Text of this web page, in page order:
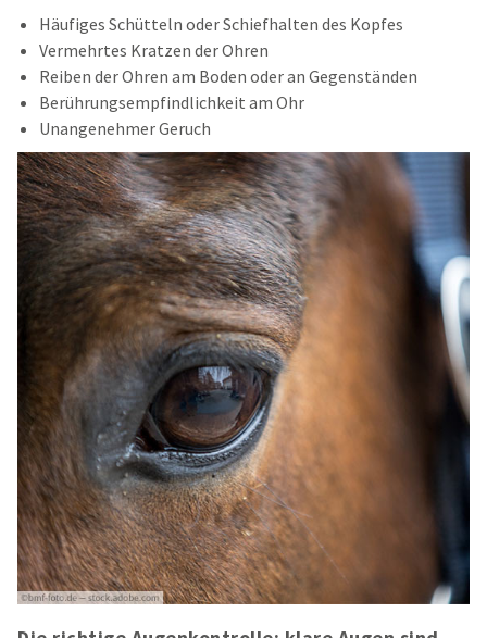
Häufiges Schütteln oder Schiefhalten des Kopfes
Vermehrtes Kratzen der Ohren
Reiben der Ohren am Boden oder an Gegenständen
Berührungsempfindlichkeit am Ohr
Unangenehmer Geruch